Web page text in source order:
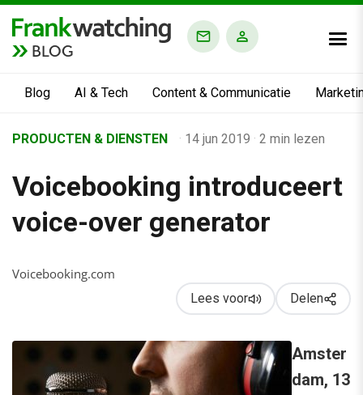
BLOG
Blog AI & Tech Content & Communicatie
Business Channel
Voicebooking introduceert voice-over generator
PRODUCTEN & DIENSTEN · 14 jun 2019 · 2 min lezen
Voicebooking introduceert
voice-over generator
Voicebooking.com
Lees voor Delen
Amster
dam, 13